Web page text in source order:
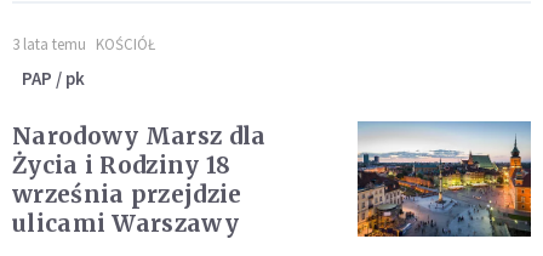
3 lata temu KOŚCIÓŁ
PAP / pk
Narodowy Marsz dla
Życia i Rodziny 18
września przejdzie
ulicami Warszawy